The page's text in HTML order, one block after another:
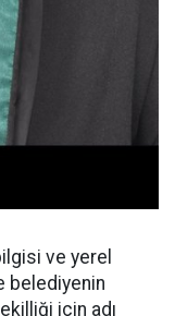
ve yerel
belediyenin
için adı